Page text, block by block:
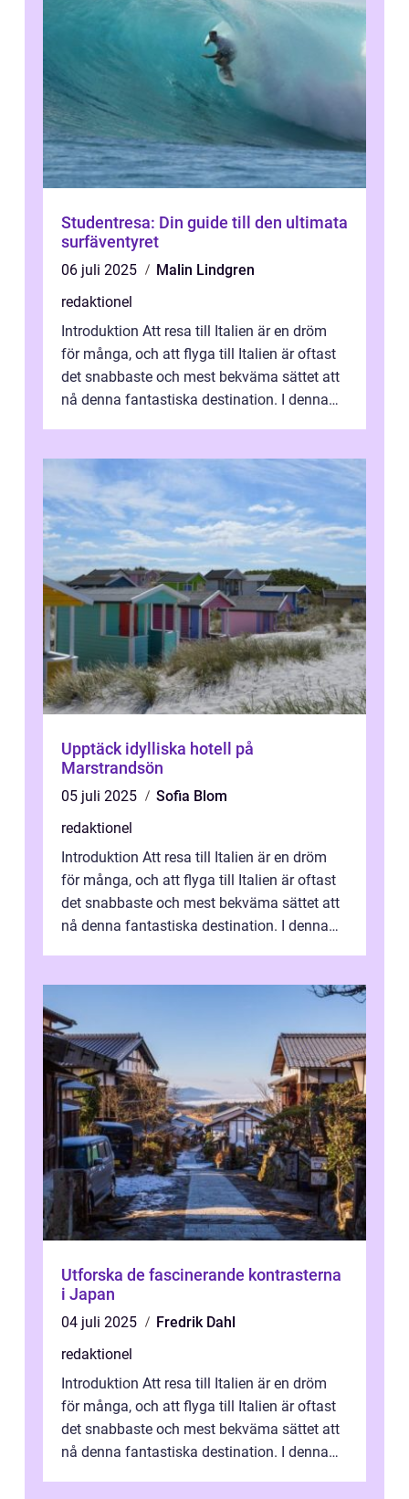
Studentresa: Din guide till den ultimata
surfäventyret
06 juli 2025
Malin Lindgren
redaktionel
Introduktion Att resa till Italien är en dröm
för många, och att flyga till Italien är oftast
det snabbaste och mest bekväma sättet att
nå denna fantastiska destination. I denna
Upptäck idylliska hotell på
Marstrandsön
05 juli 2025
Sofia Blom
redaktionel
Introduktion Att resa till Italien är en dröm
för många, och att flyga till Italien är oftast
det snabbaste och mest bekväma sättet att
nå denna fantastiska destination. I denna
Utforska de fascinerande kontrasterna
i Japan
04 juli 2025
Fredrik Dahl
redaktionel
Introduktion Att resa till Italien är en dröm
för många, och att flyga till Italien är oftast
det snabbaste och mest bekväma sättet att
nå denna fantastiska destination. I denna